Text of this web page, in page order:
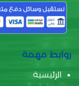
روابط مهمة
الرئيسية